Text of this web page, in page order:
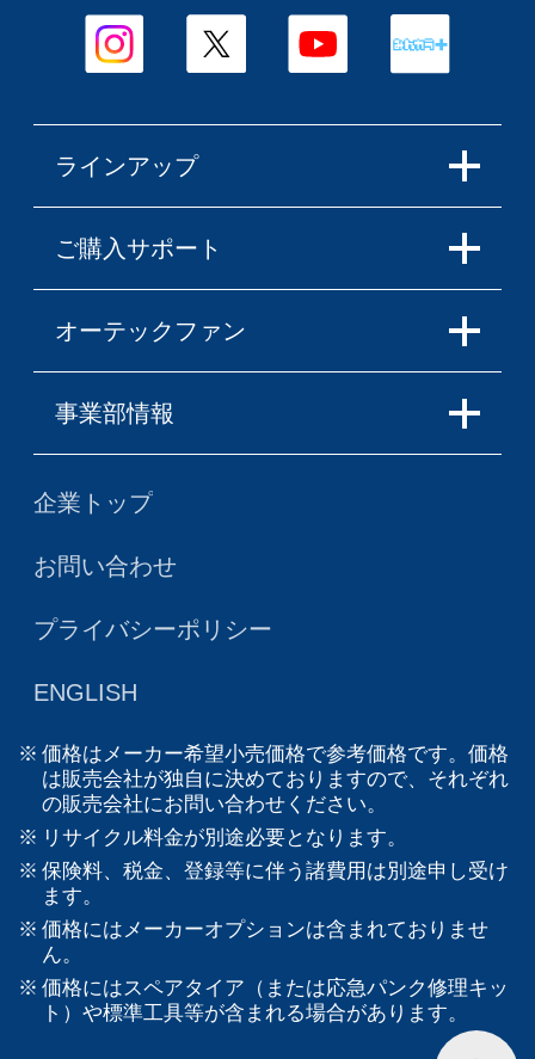
ラインアップ
ご購入サポート
オーテックファン
事業部情報
企業トップ
お問い合わせ
プライバシーポリシー
ENGLISH
価格はメーカー希望小売価格で参考価格です。価格
は販売会社が独自に決めておりますので、それぞれ
の販売会社にお問い合わせください。
リサイクル料金が別途必要となります。
保険料、税金、登録等に伴う諸費用は別途申し受け
ます。
価格にはメーカーオプションは含まれておりませ
ん。
価格にはスペアタイア（または応急パンク修理キッ
ト）や標準工具等が含まれる場合があります。